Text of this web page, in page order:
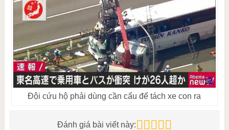
Đội cứu hộ phải dùng cần cẩu để tách xe con ra
Đánh giá bài viết này: